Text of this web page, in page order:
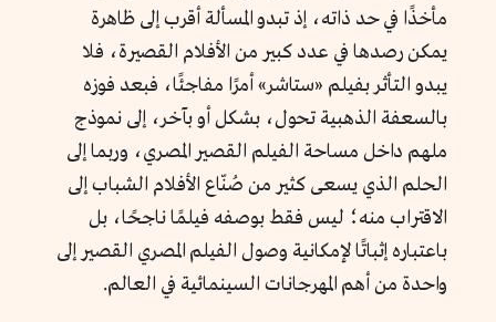
مأخذًا في حد ذاته، إذ تبدو المسألة أقرب إلى ظاهرة
يمكن رصدها في عدد كبير من الأفلام القصيرة، فلا
يبدو التأثر بفيلم «ستاشر» أمرًا مفاجئًا، فبعد فوزه
بالسعفة الذهبية تحول، بشكل أو بآخر، إلى نموذج
ملهم داخل مساحة الفيلم القصير المصري، وربما إلى
الحلم الذي يسعى كثير من صُنّاع الأفلام الشباب إلى
الاقتراب منه؛ ليس فقط بوصفه فيلمًا ناجحًا، بل
باعتباره إثباتًا لإمكانية وصول الفيلم المصري القصير إلى
واحدة من أهم المهرجانات السينمائية في العالم.